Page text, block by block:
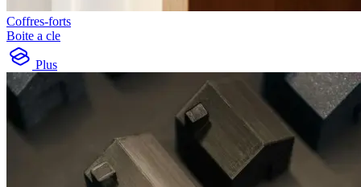
Coffres-forts
Boite a cle
Plus